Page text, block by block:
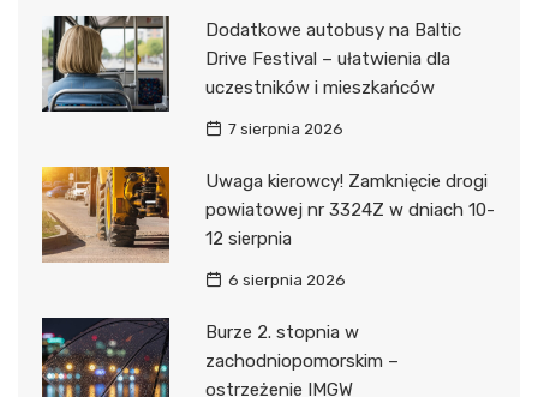
Dodatkowe autobusy na Baltic
Drive Festival – ułatwienia dla
uczestników i mieszkańców
7 sierpnia 2026
Uwaga kierowcy! Zamknięcie drogi
powiatowej nr 3324Z w dniach 10-
12 sierpnia
6 sierpnia 2026
Burze 2. stopnia w
zachodniopomorskim –
ostrzeżenie IMGW